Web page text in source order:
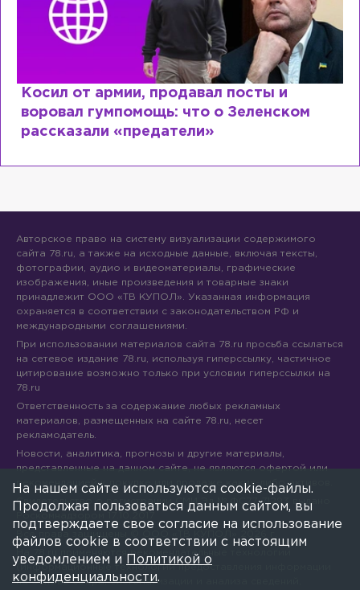
Рыдает из-за мужа, но опять
Лазаревым: как Лера Кудрявцева
сходит с ума
Авторское право на систему визуализации содержимого
сайта 78.ru, а также на исходные данные, включая тексты,
фотографии, аудио и видеоматериалы, графические
изображения, иные произведения и товарные знаки
принадлежит ООО «ТВ КУПОЛ». Указанная информация
охраняется в соответствии с законодательством РФ и
международными соглашениями.
При использовании материалов сайта 78.ru просьба ссылаться
на сетевое издание 78.ru, используя гиперссылку, частичное
цитирование возможно только при условии гиперссылки на
78.ru
Ответственность за содержание любых рекламных
материалов, размещенных на сайте 78.ru, несет
рекламодатель.
Новости, аналитика, прогнозы и другие материалы,
представленные на данном сайте, не являются офертой или
рекомендацией к покупке или продаже каких-либо активов.
Свидетельство о регистрации СМИ Эл № ФС77-71293 выдано
Все права защищены © ООО «ТВ КУПОЛ»
На 78.ru применяются рекомендательные технологии
(информационные технологии предоставления информации
на основе сбора, систематизации и анализа сведений,
На нашем сайте используются cookie-файлы.
Продолжая пользоваться данным сайтом, вы
подтверждаете свое согласие на использование
файлов cookie в соответствии с настоящим
уведомлением и
Политикой о
конфиденциальности.